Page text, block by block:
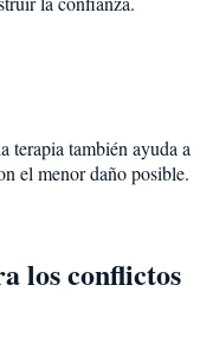
terapia también ayuda a
el menor daño posible.
los conflictos